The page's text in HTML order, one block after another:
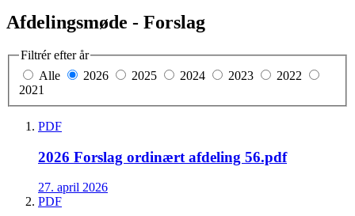
Afdelingsmøde - Forslag
Filtrér efter år
Alle
2026 2025 2024 2023
2022
2021
PDF
2026 Forslag ordinært afdeling 56.pdf
27. april 2026
PDF